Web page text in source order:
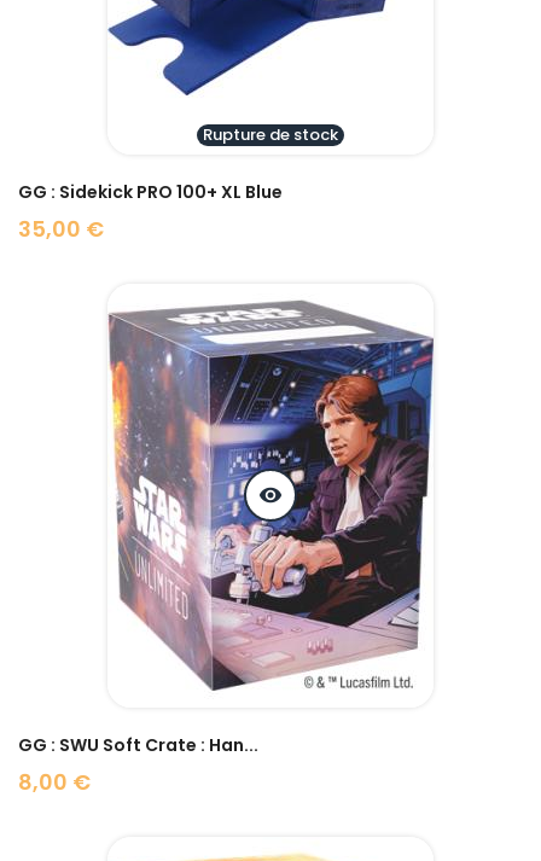
Rupture de stock
GG : Sidekick PRO 100+ XL Blue
35,00 €
Prix
visibility
GG : SWU Soft Crate : Han...
8,00 €
Prix